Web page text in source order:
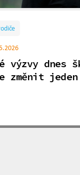
výzvy dnes
změnit